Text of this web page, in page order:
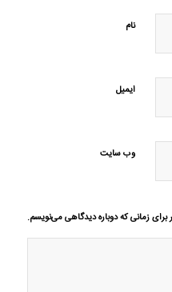
نام
ایمیل
وب‌ سایت
زمانی که دوباره دیدگاهی می‌نویسم.